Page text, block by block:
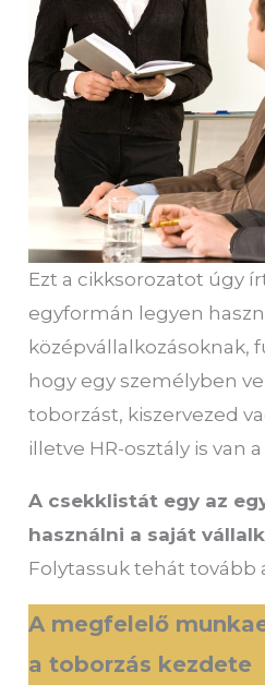
Ezt a cikksorozatot úgy
egyformán legyen
középvállalkozásoknak,
hogy egy személyben
toborzást, kiszervezed
illetve HR-osztály is van
A csekklistát egy az
használni a saját
Folytassuk tehát tovább
A megfelelő
a toborzás kezdete